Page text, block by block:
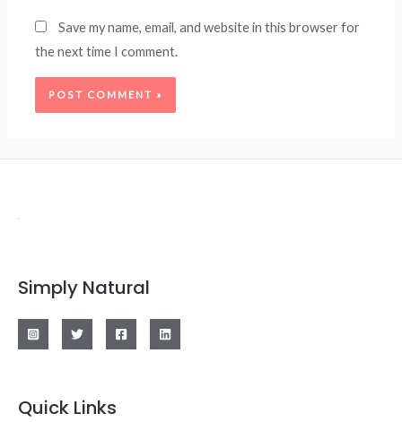
Save my name, email, and website in this browser for
the next time I comment.
Simply Natural
Quick Links